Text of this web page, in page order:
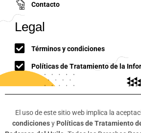
Contacto
Legal
Términos y condiciones
Políticas de Tratamiento de la
El uso de este sitio web implica la
condicionesy Políticas de Tratamiento